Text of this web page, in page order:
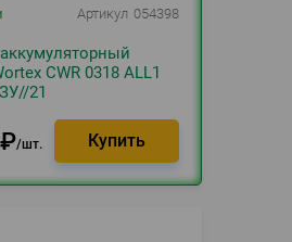
Артикул 054398
CWR 0318 ALL1
21
₽ шт.